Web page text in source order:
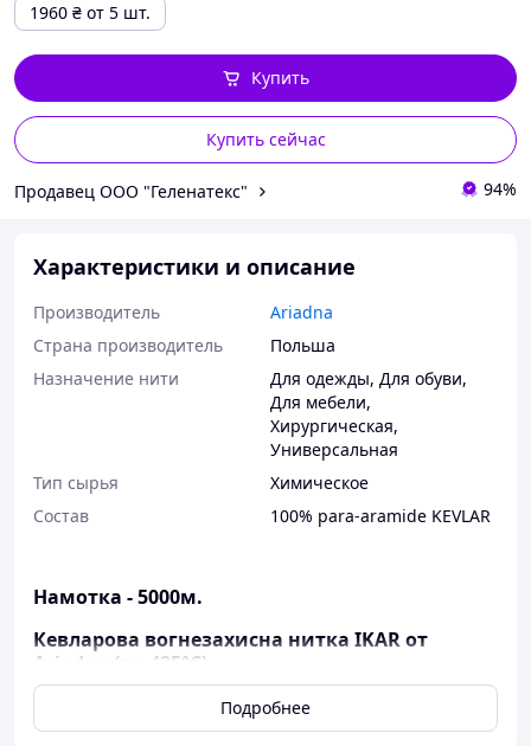
1960 ₴ от 5 шт.
Купить сейчас
Купить
Продавец ООО "Геленатекс" 94%
Характеристики и описание
Производитель
Ariadna
Страна производитель
Польша
Назначение нити
Для одежды, Для обуви,
Для мебели,
Хирургическая,
Универсальная
Тип сырья
Химическое
Состав
100% para-aramide KEVLAR
Намотка - 5000м.
Кевларова вогнезахисна нитка IKAR от
Ariadna (до 425°С)
Огнестойкая нить IKAR Ariadna— это
специализированнаяжаростойкая нить из 100%
Подробнее